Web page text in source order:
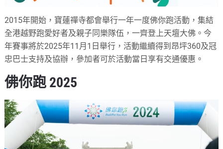
2015年開始，寶蓮禪寺都會舉行一年一度佛你跑活動，集結
全港越野跑愛好者及親子同樂隊伍，一齊登上天壇大佛。今
年賽事將於2025年11月1日舉行，活動繼續得到昂坪360及冠
忠巴士支持及協辦，參加者可於活動當日享有交通優惠。
佛你跑 2025